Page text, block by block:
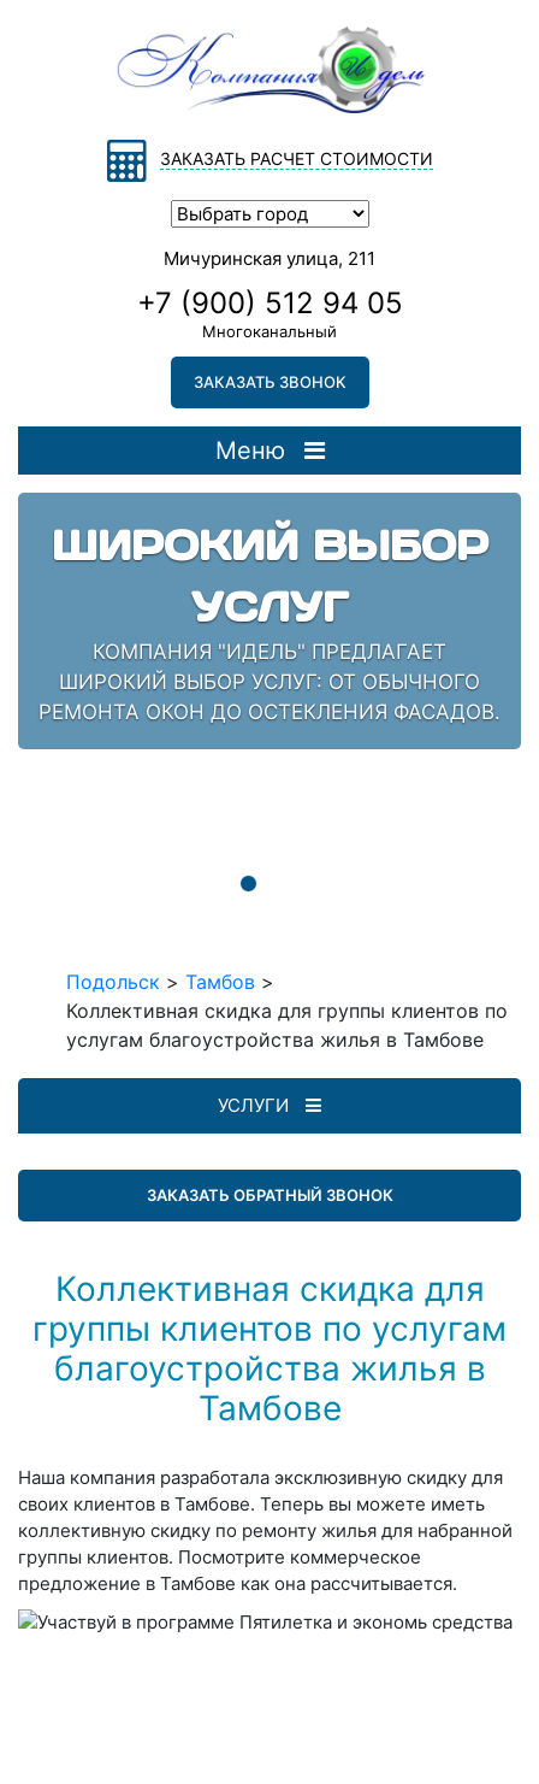
ЗАКАЗАТЬ РАСЧЕТ СТОИМОСТИ
Мичуринская улица, 211
+7 (900) 512 94 05
Многоканальный
ЗАКАЗАТЬ ЗВОНОК
Меню
ШИРОКИЙ ВЫБОР
УСЛУГ
КОМПАНИЯ "ИДЕЛЬ" ПРЕДЛАГАЕТ
ШИРОКИЙ ВЫБОР УСЛУГ: ОТ ОБЫЧНОГО
РЕМОНТА ОКОН ДО ОСТЕКЛЕНИЯ ФАСАДОВ.
Подольск > Тамбов >
Коллективная скидка для группы клиентов по
услугам благоустройства жилья в Тамбове
УСЛУГИ
ЗАКАЗАТЬ ОБРАТНЫЙ ЗВОНОК
Коллективная скидка для
группы клиентов по услугам
благоустройства жилья в
Тамбове
Наша компания разработала эксклюзивную скидку для
своих клиентов в Тамбове. Теперь вы можете иметь
коллективную скидку по ремонту жилья для набранной
группы клиентов. Посмотрите коммерческое
предложение в Тамбове как она рассчитывается.